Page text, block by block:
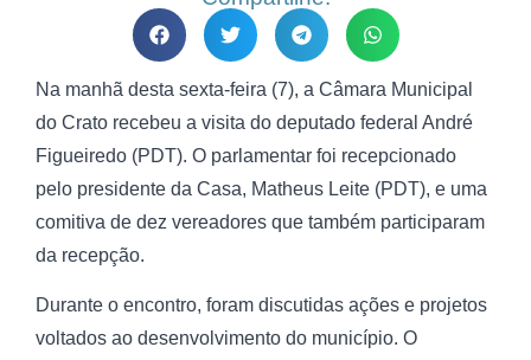
Na manhã desta sexta-feira (7), a Câmara Municipal
do Crato recebeu a visita do deputado federal André
Figueiredo (PDT). O parlamentar foi recepcionado
pelo presidente da Casa, Matheus Leite (PDT), e uma
comitiva de dez vereadores que também participaram
da recepção.
Durante o encontro, foram discutidas ações e projetos
voltados ao desenvolvimento do município. O